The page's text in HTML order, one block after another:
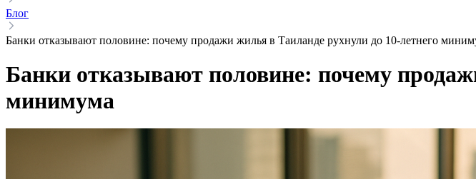
Блог
Банки отказывают половине: почему продажи жилья в Таиланде рухнули до 10‑летнего
Банки отказывают половине: почему
минимума